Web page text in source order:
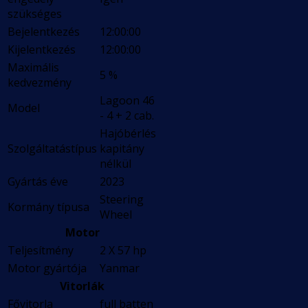
szükséges
Bejelentkezés
12:00:00
Kijelentkezés
12:00:00
Maximális
kedvezmény
5 %
Model
Lagoon 46
- 4 + 2 cab.
Szolgáltatástípus
Hajóbérlés
kapitány
nélkül
Gyártás éve
2023
Kormány típusa
Steering
Wheel
Motor
Teljesítmény
2 X 57 hp
Motor gyártója
Yanmar
Vitorlák
Fővitorla
full batten